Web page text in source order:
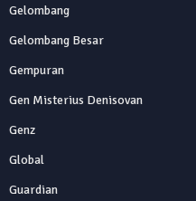
Gelombang
Gelombang Besar
Gempuran
Gen Misterius Denisovan
Genz
Global
Guardian